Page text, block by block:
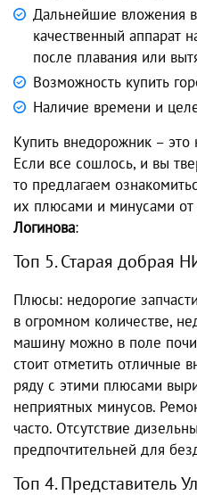
Дальнейшие вложения
качественный аппарат
после плавания или
Возможность купить
Наличие времени и
Купить внедорожник – это
Если все сошлось, и вы
то предлагаем
их плюсами и минусами от
Логинова:
Топ 5. Старая добрая
Плюсы: недорогие
в огромном количестве,
машину можно в поле
стоит отметить отличные
ряду с этими плюсами
неприятных минусов.
часто. Отсутствие
предпочтительней для
Топ 4. Представитель